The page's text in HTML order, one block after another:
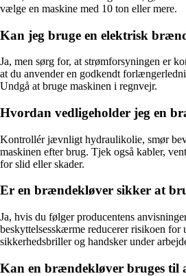
vælge en maskine med 10 ton eller mere.
Kan jeg bruge en elektrisk
Ja, men sørg for, at strømforsyningen er
at du anvender en godkendt
Undgå at bruge maskinen i regnvejr.
Hvordan vedligeholder jeg en
Kontrollér jævnligt hydraulikolie, smør
maskinen efter brug. Tjek også kabler,
for slid eller skader.
Er en brændekløver sikker at
Ja, hvis du følger producentens
beskyttelsesskærme reducerer risikoen
sikkerhedsbriller og handsker under
Kan en brændekløver bruges til